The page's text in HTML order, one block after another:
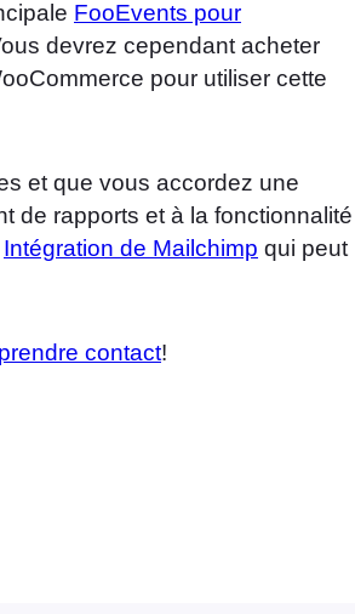
FooEvents pour
devrez cependant acheter
pour utiliser cette
et que vous accordez une
de rapports et à la fonctionnalité
Intégration de Mailchimp qui peut
prendre contact!